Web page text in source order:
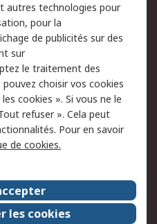
Support technique
Sécurité des e-mails
Conditions générales
de vente
A propos de RS
autres technologies pour
pour la
de publicités sur des
sur
le traitement des
choisir vos cookies
cookies ». Si vous ne le
refuser ». Cela peut
Pour en savoir
de cookies.
les cookies